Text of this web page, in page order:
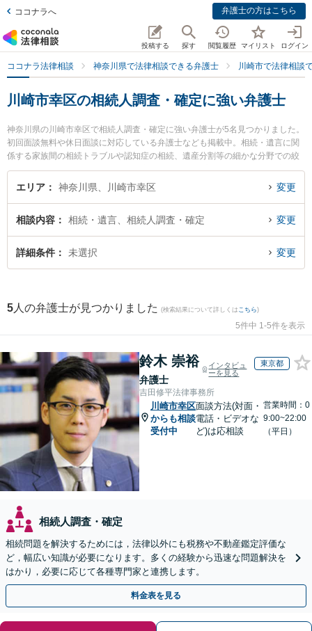
ココナラへ 弁護士の方はこちら
投稿する 探す 閲覧履歴 マイリスト ログイン
ココナラ法律相談 神奈川県で法律相談できる弁護士 川崎市で法律相談
川崎市幸区の相続人調査・確定に強い弁護士
神奈川県の川崎市幸区で相続人調査・確定に強い弁護士が5名見つかりました。
初回面談無料や休日面談に対応している弁護士なども掲載中。相続・遺言に関
係する家族間の相続トラブルや認知症の相続、遺産分割等の細かな分野での絞
り込み検索もでき便利です。特に東京スタートアップ法律事務所 川崎支店の小
林 望海弁護士や佐藤恵太法律事務所の佐藤 恵太弁護士、恵富総合法律事務所の
ぐに弁護士に相談したい』『相続人調査・確定のトラブル解決の実績豊富な近
くの弁護士を検索したい』『初回相談無料で相続人調査・確定を法律相談でき
る川崎市幸区内の弁護士に相談予約したい』などでお困りの相談者さんにおす
エリア 神奈川県、川崎市幸区 変更
相談内容 相続・遺言、相続人調査・確定 変更
詳細条件 未選択 変更
5 人の弁護士が見つかりました (検索結果について詳しくは こちら)
5件中 1-5件を表示
鈴木 崇裕
弁護士
インタビュ
ーを見る
東京都
吉田修平法律事務所
川崎市幸区
からも相談
受付中
面談方法(対面・
電話・ビデオな
ど)は応相談
営業時間：0
9:00~22:00
（平日）
相続人調査・確定
相続問題を解決するためには，法律以外にも税務や不動産鑑定評価な
ど，幅広い知識が必要になります。多くの経験から迅速な問題解決を
はかり，必要に応じて各種専門家と連携します。
料金表を見る